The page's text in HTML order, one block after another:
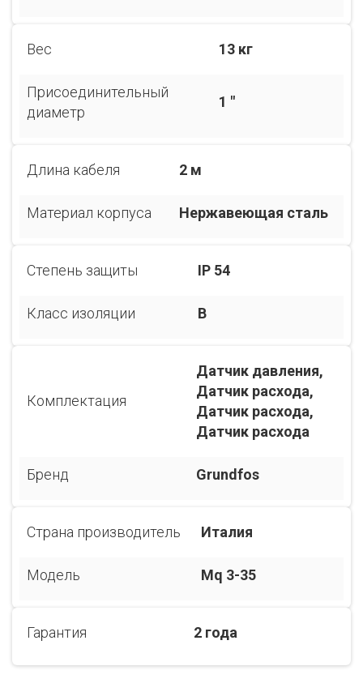
Вес 13 кг
Присоединительный
диаметр
1 "
Длина кабеля 2 м
Материал корпуса Нержавеющая сталь
Степень защиты IP 54
Класс изоляции B
Комплектация
Датчик давления,
Датчик расхода,
Датчик расхода,
Датчик расхода
Бренд Grundfos
Страна производитель Италия
Модель Mq 3-35
Гарантия 2 года